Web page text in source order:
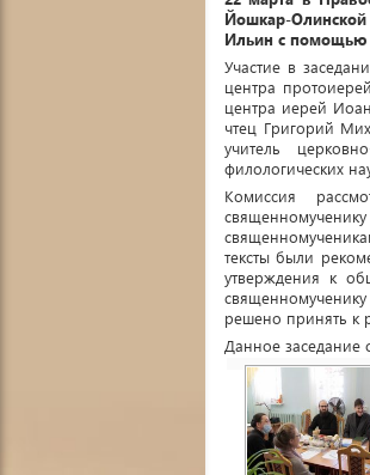
Йошкар-Олинской
Ильин с помощью
Участие в
центра
центра иерей
чтец Григорий
учитель
филологических
Комиссия
тексты были
утверждения к
решено принять к
Данное заседание